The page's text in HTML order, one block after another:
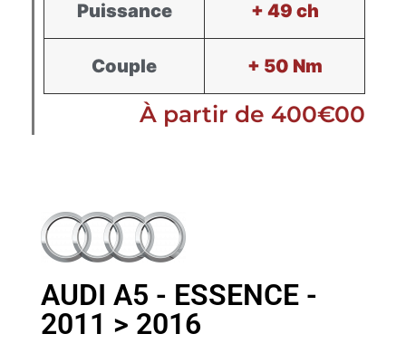
Puissance + 49 ch
Couple + 50 Nm
À partir de 400€00
AUDI A5 - ESSENCE -
2011 > 2016